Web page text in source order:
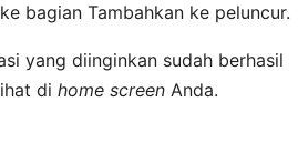
bagian Tambahkan ke peluncur.
yang diinginkan sudah berhasil
di home screenAnda.